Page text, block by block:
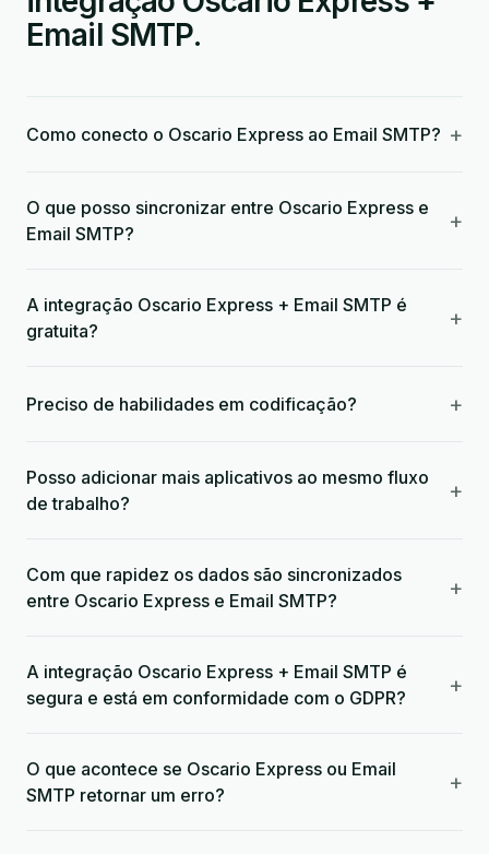
Email SMTP.
Como conecto o Oscario Express ao Email SMTP? +
O que posso sincronizar entre Oscario Express e
Email SMTP?
+
A integração Oscario Express + Email SMTP é
gratuita?
+
Preciso de habilidades em codificação? +
Posso adicionar mais aplicativos ao mesmo fluxo
de trabalho?
+
Com que rapidez os dados são sincronizados
entre Oscario Express e Email SMTP?
+
A integração Oscario Express + Email SMTP é
segura e está em conformidade com o GDPR?
+
O que acontece se Oscario Express ou Email
SMTP retornar um erro?
+